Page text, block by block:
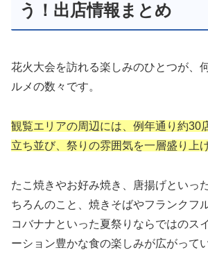
う！出店情報まとめ
花火大会を訪れる楽しみのひとつが、
ルメの数々です。
観覧エリアの周辺には、例年通り約30
立ち並び、祭りの雰囲気を一層盛り上
たこ焼きやお好み焼き、唐揚げといっ
ちろんのこと、焼きそばやフランクフ
コバナナといった夏祭りならではのス
ーション豊かな食の楽しみが広がって